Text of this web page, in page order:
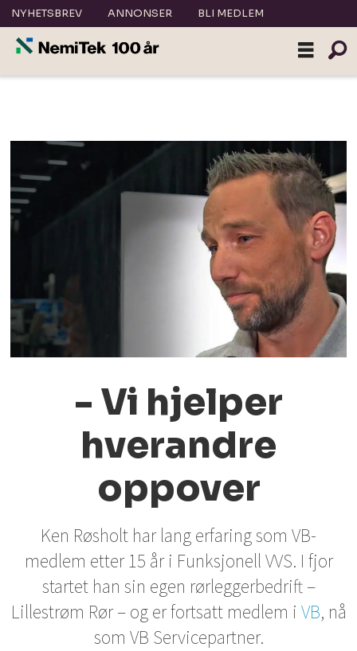
NYHETSBREV ANNONSER BLI MEDLEM
- Vi hjelper
hverandre
oppover
Ken Røsholt har lang erfaring som VB-
medlem etter 15 år i Funksjonell VVS. I fjor
startet han sin egen rørleggerbedrift –
Lillestrøm Rør – og er fortsatt medlem i VB, nå
som VB Servicepartner.